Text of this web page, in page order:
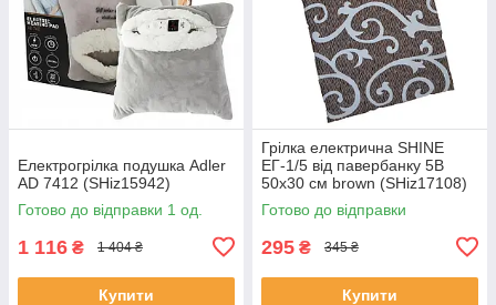
Електрогрілка подушка Adler
AD 7412 (SHiz15942)
Готово до відправки 1 од.
1 116 ₴ 1 404 ₴
Купити
Грілка електрична SHINE
ЕГ-1/5 від павербанку 5В
50х30 см brown (SHiz17108)
Готово до відправки
295 ₴ 345 ₴
Купити